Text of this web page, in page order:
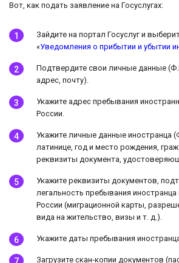
Вот, как подать заявление на Госуслугах:
Зайдите на портал Госуслуг и
«Уведомления о прибытии и убытии
Подтвердите свои личные данные
адрес, почту).
Укажите адрес пребывания
России.
Укажите личные данные иностранца
латинице, год и место рождения,
реквизиты документа,
Укажите реквизиты документов,
легальность пребывания иностранца
России (миграционной карты,
вида на жительство, визы и т. д.).
Укажите даты пребывания
Загрузите скан-копии документов